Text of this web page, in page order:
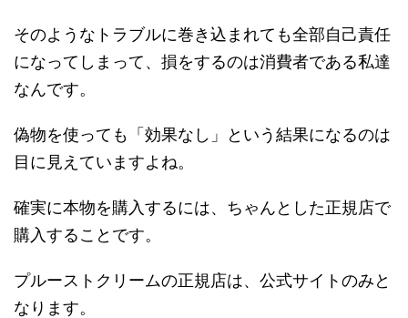
そのようなトラブルに巻き込まれても全部自己責任
になってしまって、損をするのは消費者である私達
なんです。
偽物を使っても「効果なし」という結果になるのは
目に見えていますよね。
確実に本物を購入するには、ちゃんとした正規店で
購入することです。
プルーストクリームの正規店は、公式サイトのみと
なります。